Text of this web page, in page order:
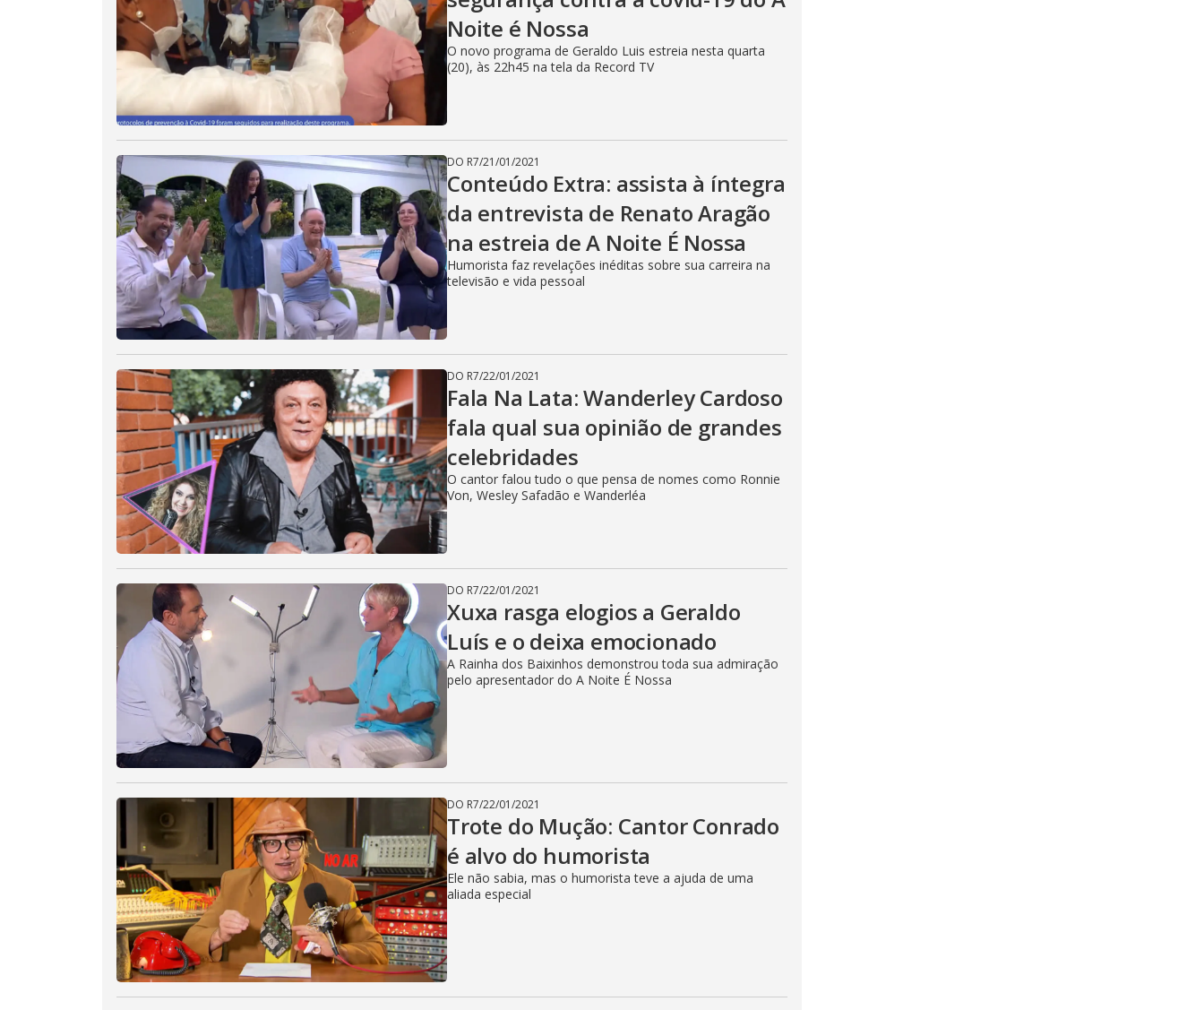
i
d
e
o
Noite é Nossa
O novo programa de Geraldo Luis estreia nesta quarta
(20), às 22h45 na tela da Record TV
DO R7/21/01/2021
Conteúdo Extra: assista à íntegra
da entrevista de Renato Aragão
na estreia de A Noite É Nossa
Humorista faz revelações inéditas sobre sua carreira na
televisão e vida pessoal
DO R7/22/01/2021
Fala Na Lata: Wanderley Cardoso
fala qual sua opinião de grandes
celebridades
O cantor falou tudo o que pensa de nomes como Ronnie
Von, Wesley Safadão e Wanderléa
DO R7/22/01/2021
Xuxa rasga elogios a Geraldo
Luís e o deixa emocionado
A Rainha dos Baixinhos demonstrou toda sua admiração
pelo apresentador do A Noite É Nossa
DO R7/22/01/2021
Trote do Mução: Cantor Conrado
é alvo do humorista
Ele não sabia, mas o humorista teve a ajuda de uma
aliada especial